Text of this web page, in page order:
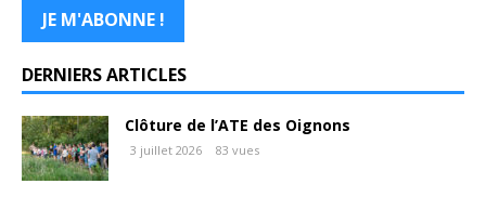
DERNIERS ARTICLES
Clôture de l’ATE des Oignons
3 juillet 2026 83 vues